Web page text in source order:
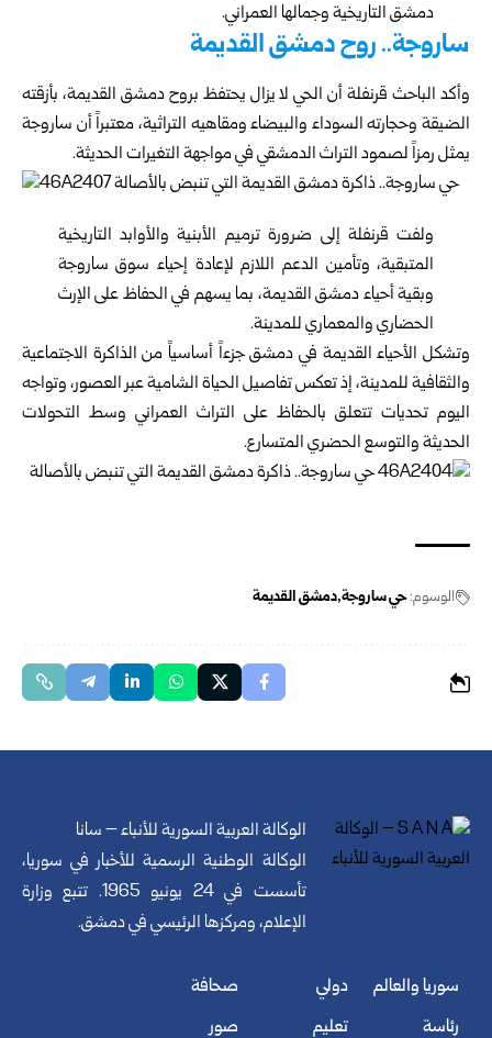
دمشق التاريخية وجمالها العمراني.
ساروجة.. روح دمشق القديمة
وأكد الباحث قرنفلة أن الحي لا يزال يحتفظ بروح دمشق القديمة، بأزقته
الضيقة وحجارته السوداء والبيضاء ومقاهيه التراثية، معتبراً أن ساروجة
يمثل رمزاً لصمود التراث الدمشقي في مواجهة التغيرات الحديثة.
ولفت قرنفلة إلى ضرورة ترميم الأبنية والأوابد التاريخية
المتبقية، وتأمين الدعم اللازم لإعادة إحياء سوق ساروجة
وبقية أحياء دمشق القديمة، بما يسهم في الحفاظ على الإرث
الحضاري والمعماري للمدينة.
وتشكل الأحياء القديمة في دمشق جزءاً أساسياً من الذاكرة الاجتماعية
والثقافية للمدينة، إذ تعكس تفاصيل الحياة الشامية عبر العصور، وتواجه
اليوم تحديات تتعلق بالحفاظ على التراث العمراني وسط التحولات
الحديثة والتوسع الحضري المتسارع.
الوسوم:حي ساروجة دمشق القديمة
الوكالة العربية السورية للأنباء – سانا
الوكالة الوطنية الرسمية للأخبار في سوريا،
تأسست في 24 يونيو 1965. تتبع وزارة
الإعلام، ومركزها الرئيسي في دمشق.
سوريا والعالم
رئاسة
دولي
تعليم
صحافة
صور